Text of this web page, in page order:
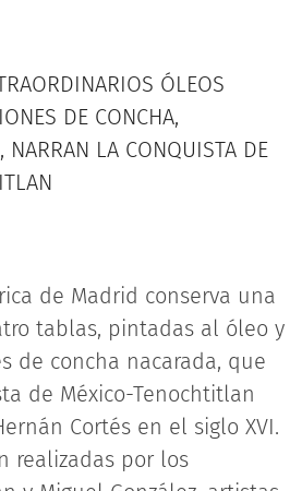
ÓLEOS
DE CONCHA,
NARRAN LA CONQUISTA DE
de Madrid conserva una
tablas, pintadas al óleo y
de concha nacarada, que
de México-Tenochtitlan
Cortés en el siglo XVI.
realizadas por los